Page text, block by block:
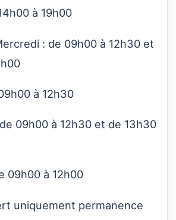
à 19h00
: de 09h00 à 12h30 et
à 12h30
09h00 à 12h30 et de 13h30
09h00 à 12h00
uniquement permanence